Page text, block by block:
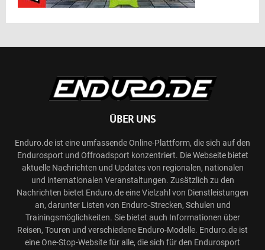
ÜBER UNS
Enduro.de ist eine umfassende Online-Plattform, die sich auf den
Endurosport und Offroadsport konzentriert. Die Webseite bietet
aktuelle Nachrichten und Updates von regionalen, nationalen
und internationalen Veranstaltungen. Zusätzlich zu den
Nachrichten bietet Enduro.de eine Vielzahl von Dienstleistungen
an, darunter Listen von Enduro-Strecken, Schulen und
Trainingsmöglichkeiten. Sie bietet auch Informationen über
Reisen, Touren und verschiedene Enduro-Modelle. Enduro.de ist
eine One-Stop-Website für alle, die sich für den Endurosport